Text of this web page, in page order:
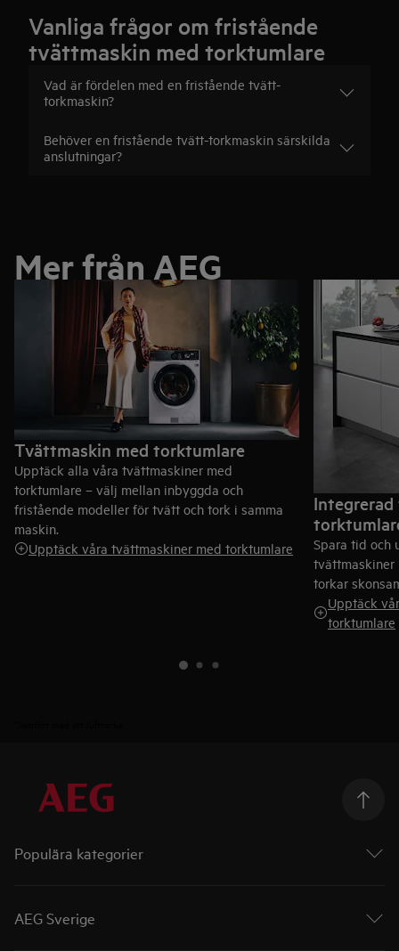
Vanliga frågor om fristående
tvättmaskin med torktumlare
Vad är fördelen med en fristående tvätt-
torkmaskin?
Behöver en fristående tvätt-torkmaskin särskilda
anslutningar?
Mer från AEG
Tvättmaskin med torktumlare
Upptäck alla våra tvättmaskiner med
torktumlare – välj mellan inbyggda och
fristående modeller för tvätt och tork i samma
maskin.
Upptäck våra tvättmaskiner med torktumlare
Spara tid och
tvättmaskiner
torkar
Upptäck
torktumlare
Populära kategorier
Spishällar
Diskmaskiner
AEG Sverige